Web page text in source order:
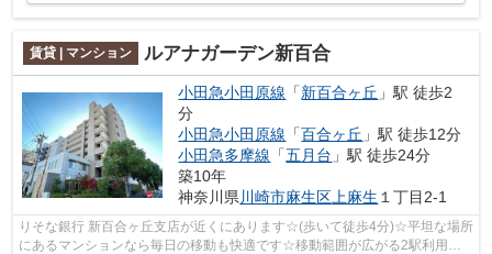
賃貸 | マンション ルアナガーデン新百合
小田急小田原線 「新百合ヶ丘 」駅 徒歩2
分
小田急小田原線 「百合ヶ丘 」駅 徒歩12分
小田急多摩線 「五月台 」駅 徒歩24分
築10年
神奈川県 川崎市麻生区 上麻生 １丁目2-1
りそな銀行 新百合ヶ丘支店が近くにあります☆(歩いて徒歩4分)☆平坦な場所
にあるマンションなら毎日の移動も快適です☆移動範囲が広がる2駅利用可